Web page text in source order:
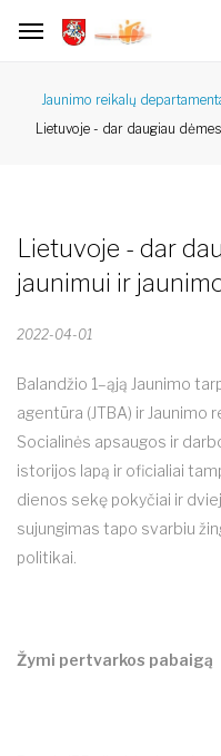
Jaunimo reikalų
Lietuvoje - dar daugiau
Lietuvoje - dar
jaunimui ir
2022-04-01
Balandžio 1–ąją Jaunimo
agentūra (JTBA) ir
Socialinės apsaugos ir
istorijos lapą ir oficialiai
dienos sekę pokyčiai ir
sujungimas tapo svarbiu
politikai.
Žymi pertvarkos pabaigą